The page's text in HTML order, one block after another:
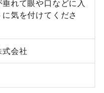
垂れて眼や口などに入
気を付けてくださ
会社